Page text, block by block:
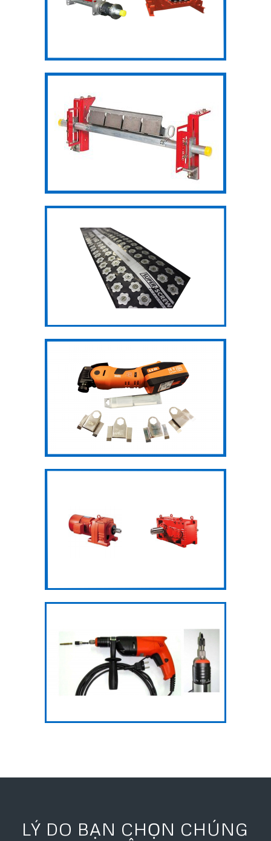
chấn
Gạt làm sạch
băng
Mối nối Super
Screw
Máy bóc cao su
Động cơ, hộp
Súng bắn vít
LÝ DO BẠN CHỌN CHÚNG